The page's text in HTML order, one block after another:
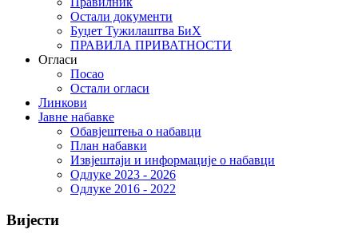
Остали документи
Буџет Тужилаштва БиХ
ПРАВИЛА ПРИВАТНОСТИ
Огласи
Посао
Остали огласи
Линкови
Јавне набавке
Обавјештења о набавци
План набавки
Извјештаји и информације о набавци
Одлуке 2023 - 2026
Одлуке 2016 - 2022
Вијести